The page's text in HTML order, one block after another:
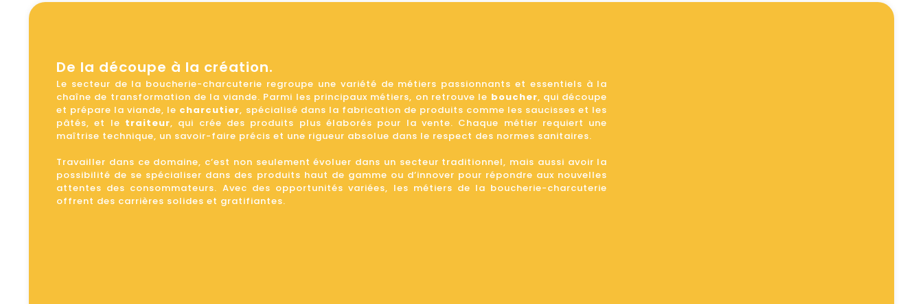
De la découpe à la création.
Le secteur de la boucherie-charcuterie regroupe une variété de métiers passionnants et essentiels à la
chaîne de transformation de la viande. Parmi les principaux métiers, on retrouve le boucher, qui découpe
et prépare la viande, le charcutier, spécialisé dans la fabrication de produits comme les saucisses et les
pâtés, et le traiteur, qui crée des produits plus élaborés pour la vente. Chaque métier requiert une
maîtrise technique, un savoir-faire précis et une rigueur absolue dans le respect des normes sanitaires.
Travailler dans ce domaine, c’est non seulement évoluer dans un secteur traditionnel, mais aussi avoir la
possibilité de se spécialiser dans des produits haut de gamme ou d’innover pour répondre aux nouvelles
attentes des consommateurs. Avec des opportunités variées, les métiers de la boucherie-charcuterie
offrent des carrières solides et gratifiantes.